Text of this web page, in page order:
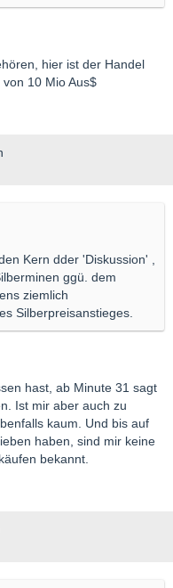
hier ist der Handel
10 Mio Aus$
Kern dder 'Diskussion' ,
ggü. dem
ziemlich
Silberpreisanstieges.
hast, ab Minute 31 sagt
Ist mir aber auch zu
kaum. Und bis auf
haben, sind mir keine
bekannt.